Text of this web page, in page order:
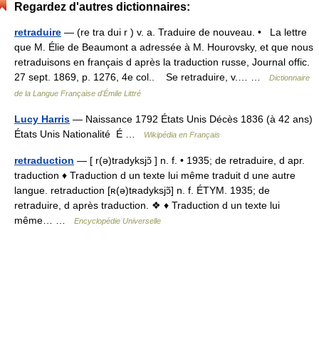
Regardez d'autres dictionnaires:
retraduire — (re tra dui r ) v. a. Traduire de nouveau. • La lettre
que M. Élie de Beaumont a adressée à M. Hourovsky, et que nous
retraduisons en français d après la traduction russe, Journal offic.
27 sept. 1869, p. 1276, 4e col.. Se retraduire, v.… …
Dictionnaire
de la Langue Française d'Émile Littré
Lucy Harris — Naissance 1792 États Unis Décès 1836 (à 42 ans)
États Unis Nationalité É …
Wikipédia en Français
retraduction — [ r(ə)tradyksjɔ̃ ] n. f. • 1935; de retraduire, d apr.
traduction ♦ Traduction d un texte lui même traduit d une autre
langue. retraduction [ʀ(ə)tʀadyksjɔ̃] n. f. ÉTYM. 1935; de
retraduire, d après traduction. ❖ ♦ Traduction d un texte lui
même… …
Encyclopédie Universelle